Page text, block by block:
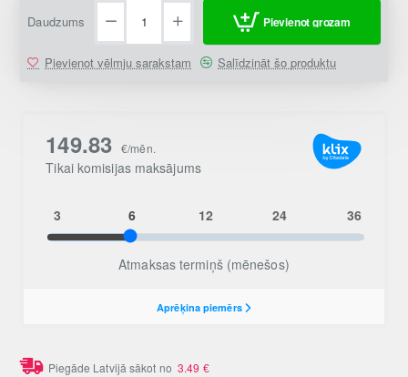
Daudzums Pievienot grozam
Pievienot vēlmju sarakstam Salīdzināt šo produktu
Piegāde Latvijā sākot no3.49 €